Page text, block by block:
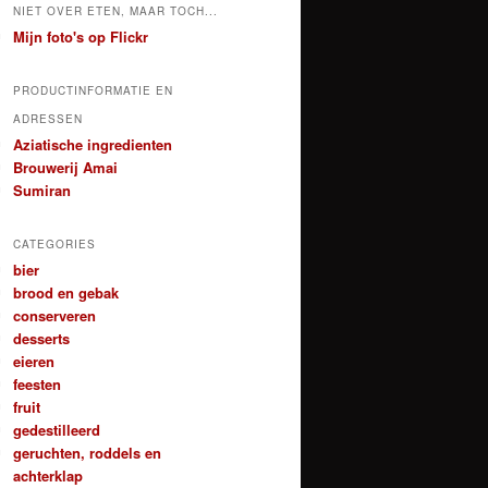
NIET OVER ETEN, MAAR TOCH...
Mijn foto's op Flickr
PRODUCTINFORMATIE EN
ADRESSEN
Aziatische ingredienten
Brouwerij Amai
Sumiran
CATEGORIES
bier
brood en gebak
conserveren
desserts
eieren
feesten
fruit
gedestilleerd
geruchten, roddels en
achterklap